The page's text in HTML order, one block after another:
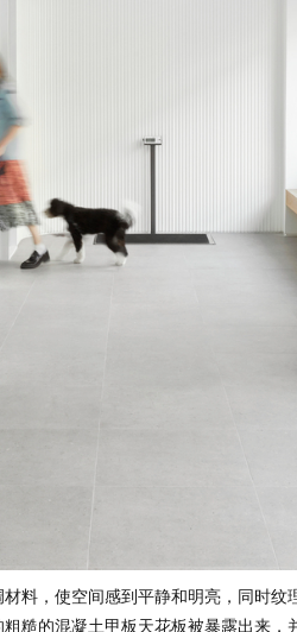
料，使空间感到平静和明亮，同时纹
糙的混凝土甲板天花板被暴露出来，